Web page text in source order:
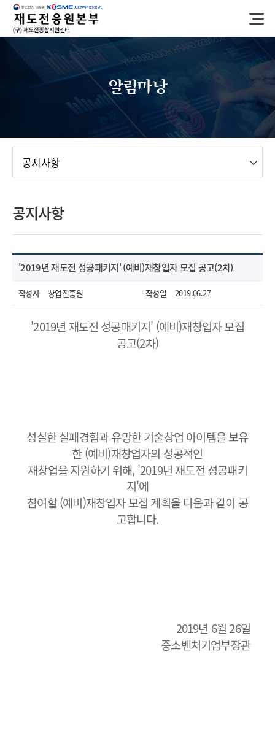
영
알림마당
공지사항
공지사항
'2019년 재도전 성공패키지' (예비)재창업자 모집 공고(2차)
작성자 창업진흥원 작성일 2019.06.27
'2019년 재도전 성공패키지' (예비)재창업자 모집
공고(2차)
성실한 실패경험과 유망한 기술창업 아이템을 보유
한 (예비)재창업자의 성공적인
재창업을 지원하기 위해, '2019년 재도전 성공패키
지'에
참여할 (예비)재창업자 모집 계획을 다음과 같이 공
고합니다.
2019년 6월 26일
중소벤처기업부장관